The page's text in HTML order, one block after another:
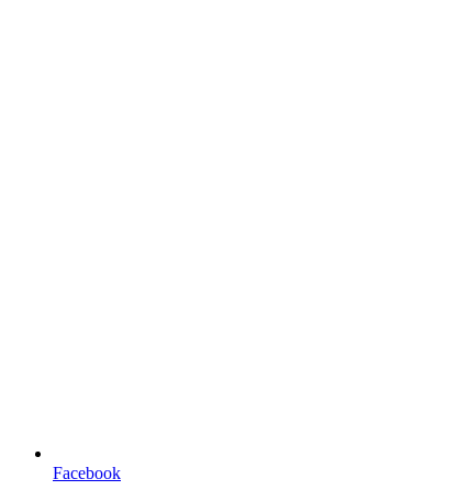
Facebook